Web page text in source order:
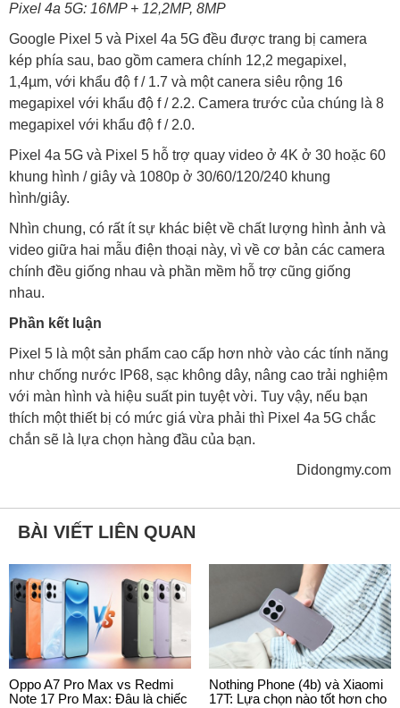
Pixel 4a 5G: 16MP + 12,2MP, 8MP
Google Pixel 5 và Pixel 4a 5G đều được trang bị camera
kép phía sau, bao gồm camera chính 12,2 megapixel,
1,4µm, với khẩu độ f / 1.7 và một canera siêu rộng 16
megapixel với khẩu độ f / 2.2. Camera trước của chúng là 8
megapixel với khẩu độ f / 2.0.
Pixel 4a 5G và Pixel 5 hỗ trợ quay video ở 4K ở 30 hoặc 60
khung hình / giây và 1080p ở 30/60/120/240 khung
hình/giây.
Nhìn chung, có rất ít sự khác biệt về chất lượng hình ảnh và
video giữa hai mẫu điện thoại này, vì về cơ bản các camera
chính đều giống nhau và phần mềm hỗ trợ cũng giống
nhau.
Phần kết luận
Pixel 5 là một sản phẩm cao cấp hơn nhờ vào các tính năng
như chống nước IP68, sạc không dây, nâng cao trải nghiệm
với màn hình và hiệu suất pin tuyệt vời. Tuy vậy, nếu bạn
thích một thiết bị có mức giá vừa phải thì Pixel 4a 5G chắc
chắn sẽ là lựa chọn hàng đầu của bạn.
Didongmy.com
BÀI VIẾT LIÊN QUAN
Oppo A7 Pro Max vs Redmi
Note 17 Pro Max: Đâu là chiếc
Nothing Phone (4b) và Xiaomi
17T: Lựa chọn nào tốt hơn cho